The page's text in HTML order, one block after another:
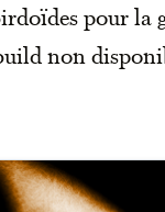
pour la
non